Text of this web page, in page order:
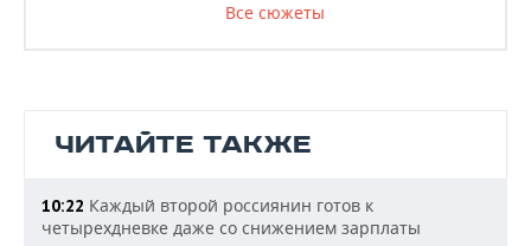
Все сюжеты
ЧИТАЙТЕ ТАКЖЕ
10:22 Каждый второй россиянин готов к
четырехдневке даже со снижением зарплаты